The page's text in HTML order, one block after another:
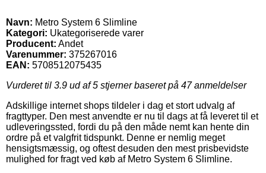
Navn: Metro System 6 Slimline
Kategori: Ukategoriserede varer
Producent: Andet
Varenummer: 375267016
EAN: 5708512075435
Vurderet til 3.9 ud af 5 stjerner baseret på 47anmeldelser
Adskillige internet shops tildeler i dag et stort udvalg af
fragttyper. Den mest anvendte er nu til dags at få leveret til et
udleveringssted, fordi du på den måde nemt kan hente din
ordre på et valgfrit tidspunkt. Denne er nemlig meget
hensigtsmæssig, og oftest desuden den mest prisbevidste
mulighed for fragt ved køb af Metro System 6 Slimline.